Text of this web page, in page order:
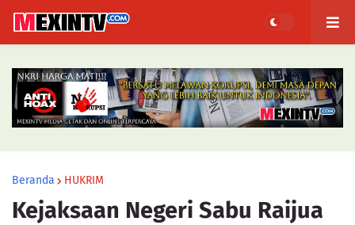
Beranda HUKRIM
Kejaksaan Negeri Sabu Raijua